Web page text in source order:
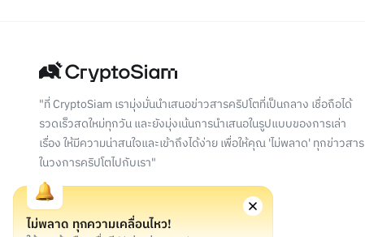
"ที่ CryptoSiam เรามุ่งมั่นนำเสนอข่าวสารคริปโตที่เป็นกลาง เชื่อถือได้
รวดเร็วสดใหม่ทุกวัน และยังมุ่งเน้นการนำเสนอในรูปแบบของการเล่า
เรื่อง ให้มีความน่าสนใจและเข้าถึงได้ง่าย เพื่อให้คุณ 'ไม่พลาด' ทุกข่าวสาร
ในวงการคริปโตไปกับเรา"
ไม่พลาด ทุกความเคลื่อนไหว!